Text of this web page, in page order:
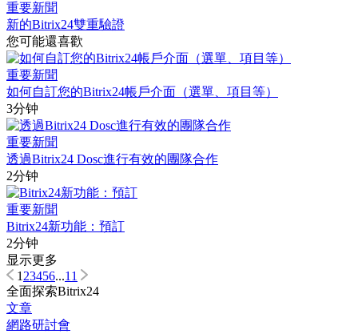
重要新聞
新的Bitrix24雙重驗證
您可能還喜歡
重要新聞
如何自訂您的Bitrix24帳戶介面（選單、項目等）
3分钟
重要新聞
透過Bitrix24 Dosc進行有效的團隊合作
2分钟
重要新聞
Bitrix24新功能：預訂
2分钟
显示更多
123456...11
全面探索Bitrix24
文章
網路研討會